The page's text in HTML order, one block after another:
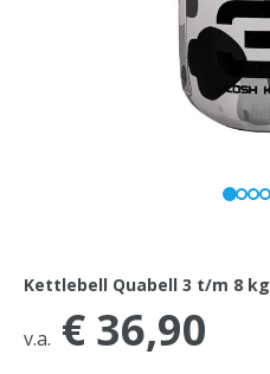
Kettlebell Quabell 3 t/m 8
v.a. € 36,90